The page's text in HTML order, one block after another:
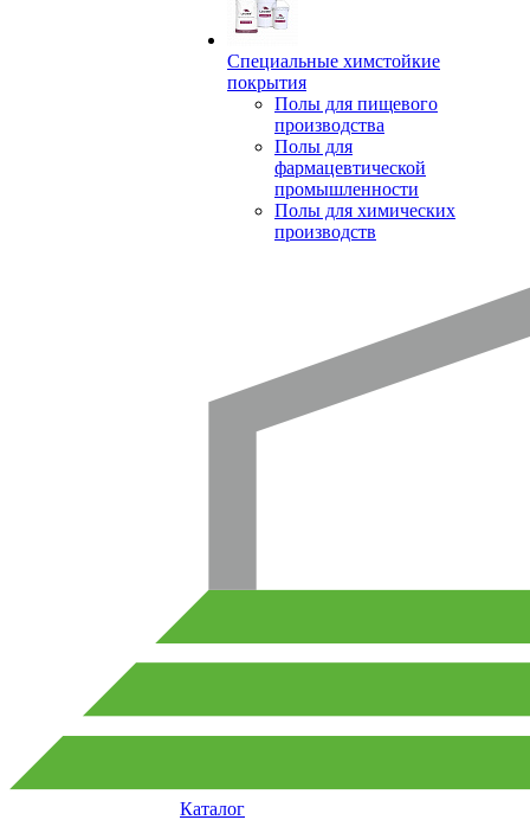
Специальные химстойкие
покрытия
Полы для пищевого
производства
Полы для
фармацевтической
промышленности
Полы для химических
производств
Каталог